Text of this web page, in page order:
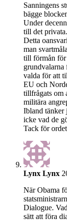
Sanningens
bägge
Under
till det
Detta
man
till förmån för
valda för att
EU och
tillfrågats om
militära
Ibland tänker
icke vad de
Tack för
Lynx Lynx
När Obama
Dialogue.
sätt att föra